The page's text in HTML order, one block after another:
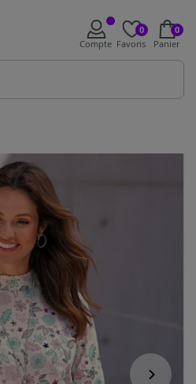
Compte
0
Favoris
0
Panier